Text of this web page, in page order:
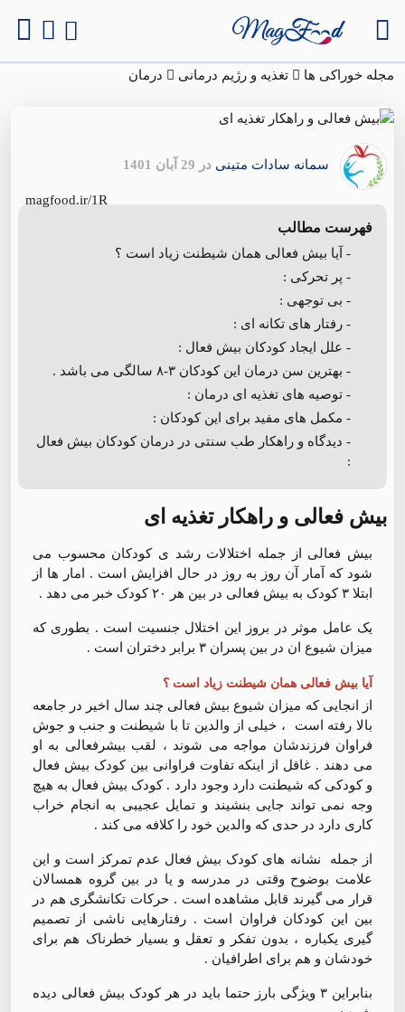
مجله خوراکی ها تغذیه و رژیم درمانی درمان
سمانه سادات متینی در 29 آبان 1401
magfood.ir/1R
فهرست مطالب
- آیا بیش فعالی همان شیطنت زیاد است ؟
- پر تحرکی :
- بی توجهی :
- رفتار های تکانه ای :
- علل ایجاد کودکان بیش فعال :
- بهترین سن درمان این کودکان ۳-۸ سالگی می باشد .
- توصیه های تغذیه ای درمان :
- مکمل های مفید برای این کودکان :
- دیدگاه و راهکار طب سنتی در درمان کودکان بیش فعال
:
بیش فعالی و راهکار تغذیه ای
بیش فعالی از جمله اختلالات رشد ی کودکان محسوب می
شود که آمار آن روز به روز در حال افزایش است . امار ها از
ابتلا ۳ کودک به بیش فعالی در بین هر ۲۰ کودک خبر می دهد .
یک عامل موثر در بروز این اختلال جنسیت است . بطوری که
میزان شیوع ان در بین پسران ۳ برابر دختران است .
آیا بیش فعالی همان شیطنت زیاد است ؟
از انجایی که میزان شیوع بیش فعالی چند سال اخیر در جامعه
بالا رفته است ، خیلی از والدین تا با شیطنت و جنب و جوش
فراوان فرزندشان مواجه می شوند ، لقب بیشرفعالی به او
می دهند . غافل از اینکه تفاوت فراوانی بین کودک بیش فعال
و کودکی که شیطنت دارد وجود دارد . کودک بیش فعال به هیچ
وجه نمی تواند جایی بنشیند و تمایل عجیبی به انجام خراب
کاری دارد در حدی که والدین خود را کلافه می کند .
از جمله نشانه های کودک بیش فعال عدم تمرکز است و این
علامت بوضوح وقتی در مدرسه و یا در بین گروه همسالان
قرار می گیرند قابل مشاهده است . حرکات تکانشگری هم در
بین این کودکان فراوان است . رفتارهایی ناشی از تصمیم
گیری یکباره ، بدون تفکر و تعقل و بسیار خطرناک هم برای
خودشان و هم برای اطرافیان .
بنابراین ۳ ویژگی بارز حتما باید در هر کودک بیش فعالی دیده